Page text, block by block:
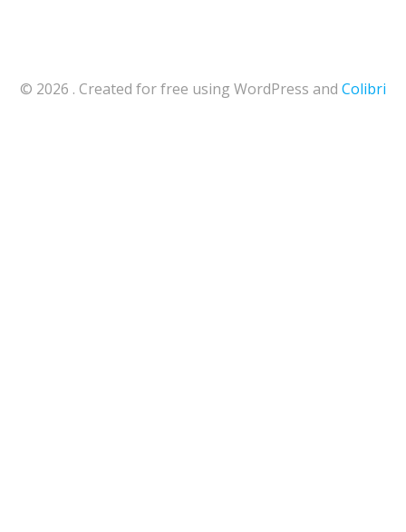
© 2026 . Created for free using WordPress and Colibri